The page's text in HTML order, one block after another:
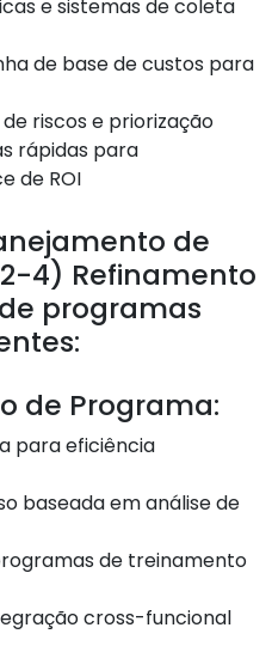
e sistemas de coleta
de base de custos para
riscos e priorização
rápidas para
de ROI
de
4) Refinamento
programas
de Programa:
para eficiência
baseada em análise de
de treinamento
cross-funcional